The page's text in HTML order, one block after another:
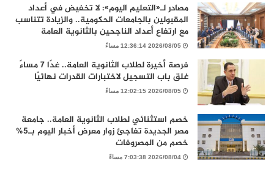
مصادر لـ«التعليم اليوم»: لا تخفيض في أعداد
المقبولين بالجامعات الحكومية.. والزيادة تتناسب
مع ارتفاع أعداد الناجحين بالثانوية العامة
2026/08/05 12:36:14 مساءً
فرصة أخيرة لطلاب الثانوية العامة.. غدًا 7 مساءً
غلق باب التسجيل لاختبارات القدرات نهائيًا
2026/08/05 12:02:15 مساءً
خصم استثنائي لطلاب الثانوية العامة.. جامعة
مصر الجديدة تفاجئ زوار معرض أخبار اليوم بـ5%
خصم من المصروفات
2026/08/04 7:03:38 مساءً